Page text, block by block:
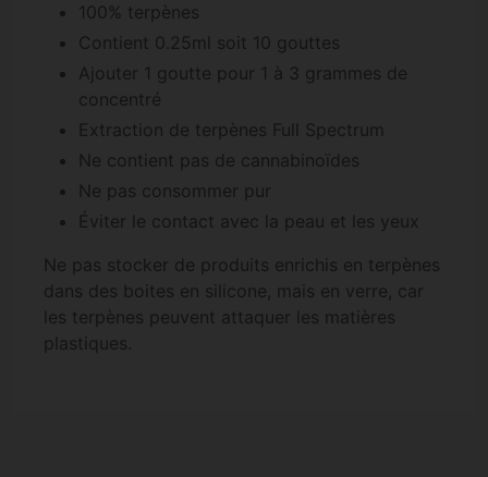
100% terpènes
Contient 0.25ml soit 10 gouttes
Ajouter 1 goutte pour 1 à 3 grammes de
concentré
Extraction de terpènes Full Spectrum
Ne contient pas de cannabinoïdes
Ne pas consommer pur
Éviter le contact avec la peau et les yeux
Ne pas stocker de produits enrichis en terpènes
dans des boites en silicone, mais en verre, car
les terpènes peuvent attaquer les matières
plastiques.